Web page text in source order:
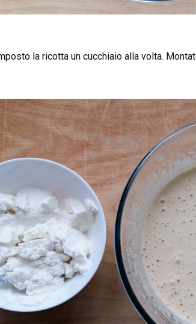
la ricotta un cucchiaio alla volta.